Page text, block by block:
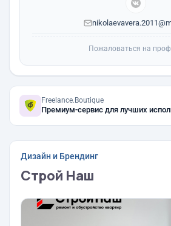
Пожаловаться на
Freelance.Boutique
Премиум-сервис для лучших
Дизайн и Брендинг
Строй Наш